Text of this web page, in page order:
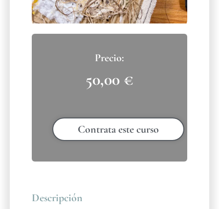
50,00 €
Contrata este curso
Descripción